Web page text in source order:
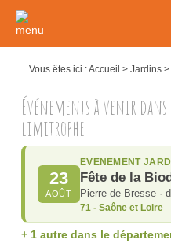
Vous êtes ici :Accueil > Jardins>
Événements à venir
limitrophe
23
AOÛT
EVENEMENT
Fête de la
Pierre-de-Bresse ·
71 - Saône et Loire
+ 1 autre dans le